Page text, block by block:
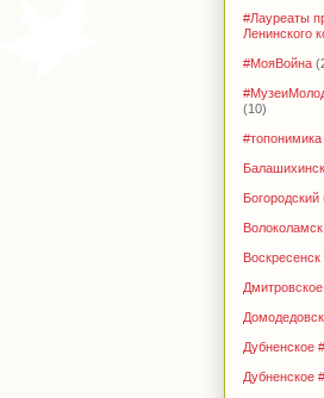
#Лауреаты
Ленинского
#МояВойна
(10)
#топонимика
Богородский
Волоколамск
Воскресенск
Дмитровское
Дубненское
Дубненское